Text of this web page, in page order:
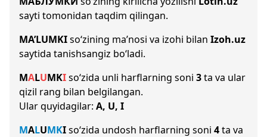
sayti tomonidan taqdim qilingan.
MA’LUMKIso‘zining ma’nosi va izohi bilan Izoh.uz
saytida tanishsangiz bo‘ladi.
MALUMKIso‘zida unli harflarning soni 3ta va ular
qizil rang bilan belgilangan.
Ular quyidagilar: A, U, I
MALUMKIso‘zida undosh harflarning soni 4ta va